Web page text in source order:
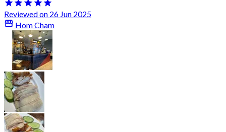
Reviewed on 26 Jun 2025
Hom Cham